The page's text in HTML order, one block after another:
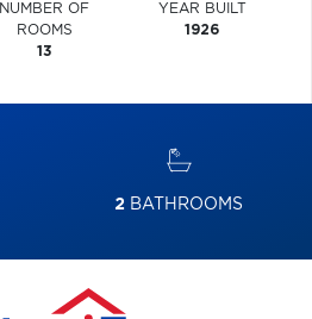
NUMBER OF
ROOMS
13
YEAR BUILT
1926
2 BATHROOMS